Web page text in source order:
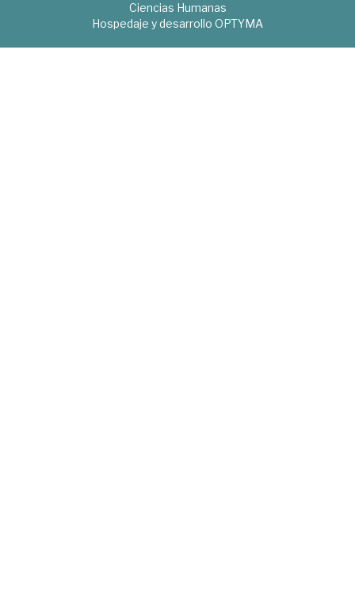
Ciencias Humanas
Hospedaje y desarrollo OPTYMA